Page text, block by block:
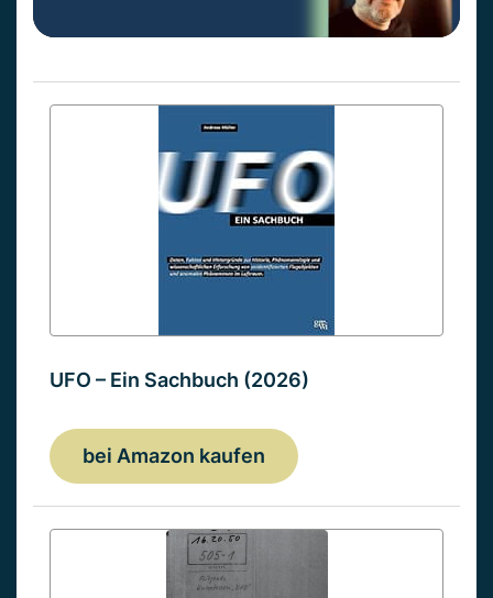
UFO – Ein Sachbuch (2026)
bei Amazon kaufen